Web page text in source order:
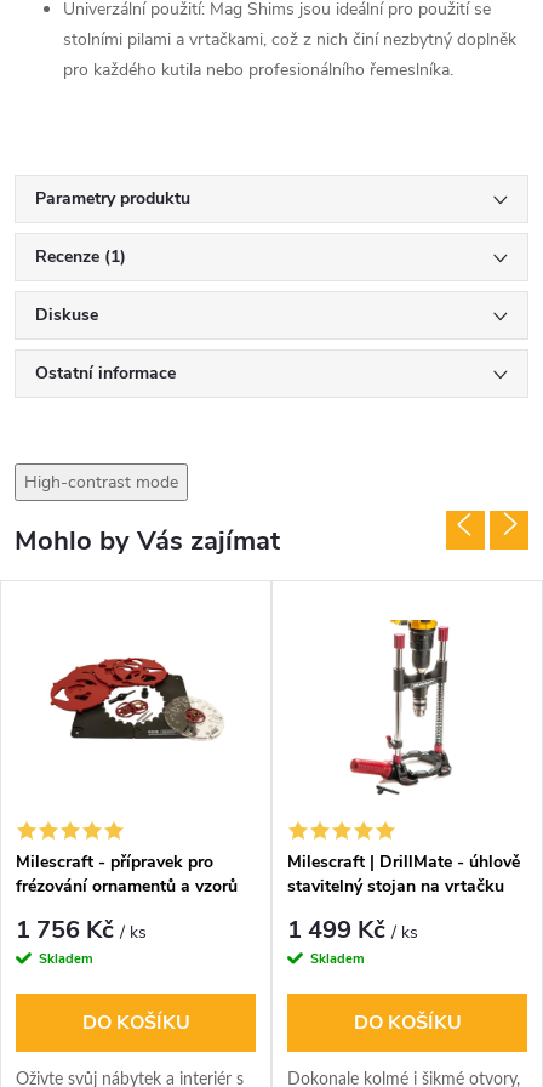
Univerzální použití: Mag Shims jsou ideální pro použití se
stolními pilami a vrtačkami, což z nich činí nezbytný doplněk
pro každého kutila nebo profesionálního řemeslníka.
Parametry produktu
Recenze (1)
Diskuse
Ostatní informace
High-contrast mode
Mohlo by Vás zajímat
Milescraft - přípravek pro
frézování ornamentů a vzorů
1 756 Kč/ ks
Skladem
DO KOŠÍKU
Oživte svůj nábytek a interiér s
Milescraft | DrillMate - úhlově
stavitelný stojan na vrtačku
1 499 Kč/ ks
Skladem
DO KOŠÍKU
Dokonale kolmé i šikmé otvory,